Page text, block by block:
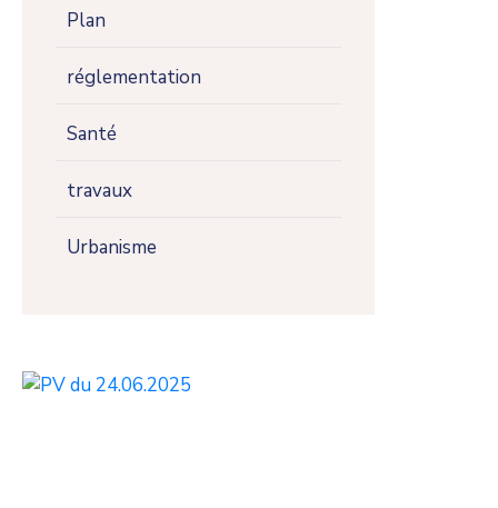
Plan
réglementation
Santé
travaux
Urbanisme